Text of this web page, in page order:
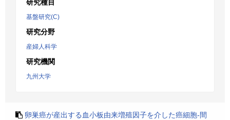
研究種目
基盤研究(C)
研究分野
産婦人科学
研究機関
九州大学
卵巣癌が産出する血小板由来増殖因子を介した癌細胞-間